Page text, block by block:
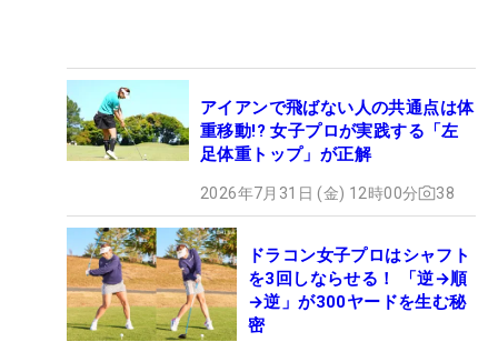
アイアンで飛ばない人の共通点は体
重移動!? 女子プロが実践する「左
足体重トップ」が正解
2026年7月31日 (金) 12時00分 38
ドラコン女子プロはシャフト
を3回しならせる！ 「逆→順
→逆」が300ヤードを生む秘
密